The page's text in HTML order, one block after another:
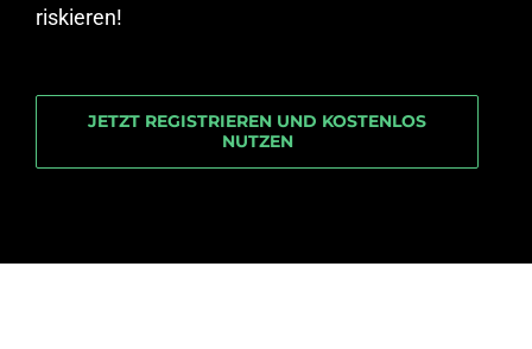
riskieren!
JETZT REGISTRIEREN UND KOSTENLOS
NUTZEN